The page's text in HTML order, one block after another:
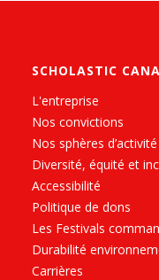
SCHOLASTIC
L'entreprise
Nos convictions
Nos sphères d’activité
Diversité, équité et
Accessibilité
Politique de dons
Les Festivals
Durabilité
Carrières